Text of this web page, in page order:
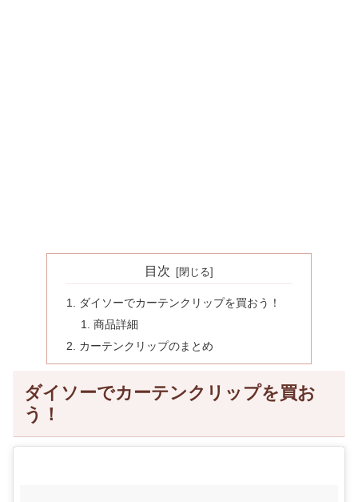
目次
ダイソーでカーテンクリップを買おう！
商品詳細
カーテンクリップのまとめ
ダイソーでカーテンクリップを買お
う！